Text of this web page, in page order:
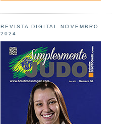
REVISTA DIGITAL NOVEMBRO
2024